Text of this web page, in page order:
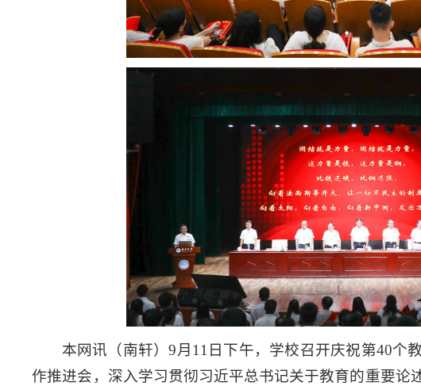
本网讯 （南轩）9月11日下午，学校召开庆祝第40个
作推进会，深入学习贯彻习近平总书记关于教育的重要论